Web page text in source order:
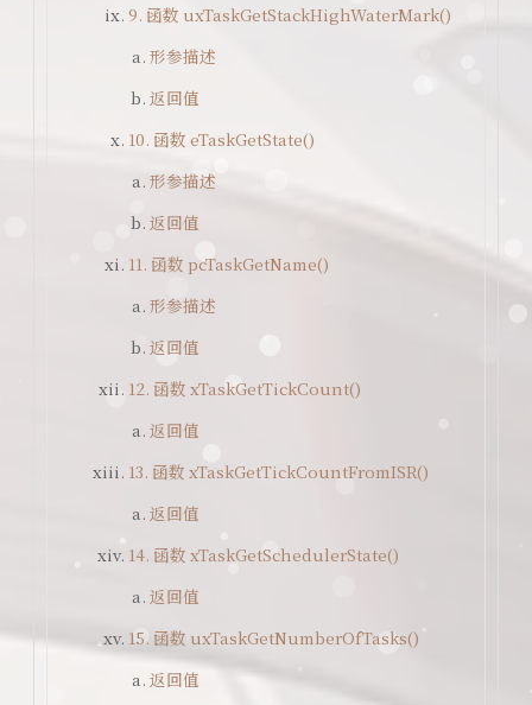
9. 函数 uxTaskGetStackHighWaterMark()
形参描述
返回值
10. 函数 eTaskGetState()
形参描述
返回值
11. 函数 pcTaskGetName()
形参描述
返回值
12. 函数 xTaskGetTickCount()
返回值
13. 函数 xTaskGetTickCountFromISR()
返回值
14. 函数 xTaskGetSchedulerState()
返回值
15. 函数 uxTaskGetNumberOfTasks()
返回值